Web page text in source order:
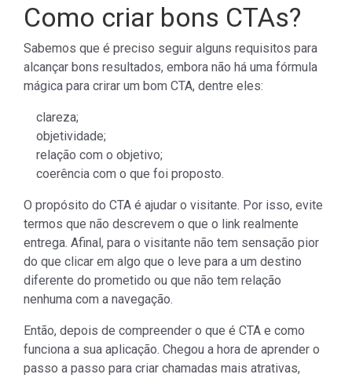
Como criar bons CTAs?
Sabemos que é preciso seguir alguns requisitos para
alcançar bons resultados, embora não há uma fórmula
mágica para crirar um bom CTA, dentre eles:
clareza;
objetividade;
relação com o objetivo;
coerência com o que foi proposto.
O propósito do CTA é ajudar o visitante. Por isso, evite
termos que não descrevem o que o link realmente
entrega. Afinal, para o visitante não tem sensação pior
do que clicar em algo que o leve para a um destino
diferente do prometido ou que não tem relação
nenhuma com a navegação.
Então, depois de compreender o que é CTA e como
funciona a sua aplicação. Chegou a hora de aprender o
passo a passo para criar chamadas mais atrativas,